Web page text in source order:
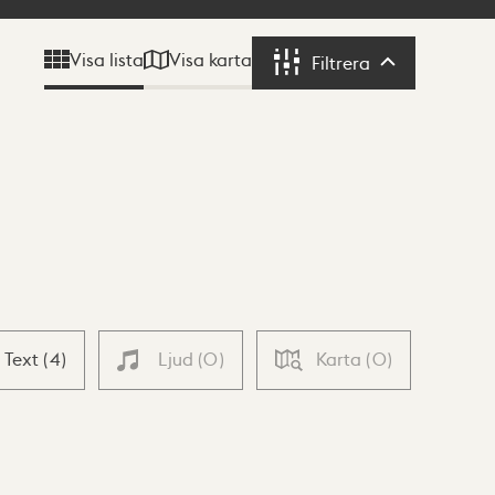
Visa lista Visa karta Filtrera Filtrera
Text (4) Ljud (0) Karta (0)